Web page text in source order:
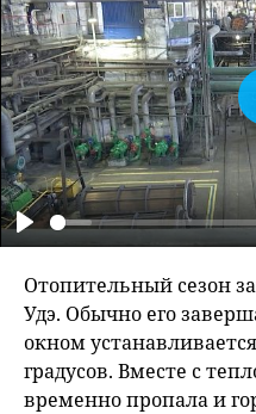
Play
Отопительный сезон
Удэ. Обычно его
окном
градусов. Вместе с
временно пропала и